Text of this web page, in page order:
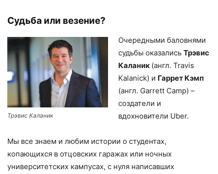
Судьба или везение?
Трэвис Каланик
Очередными баловнями
судьбы оказа­лись Трэвис
Каланик (англ. Travis
Kalanick) и Гаррет Кэмп
(англ. Garrett Camp) –
созда­тели и
вдохновители Uber.
Мы все знаем и любим истории о сту­дентах,
копающихся в отцовских гаражах или ночных
университетских кампусах, с нуля написавших